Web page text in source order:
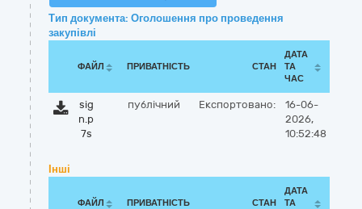
Тип документа: Оголошення про проведення
закупівлі
ФАЙЛ ПРИВАТНІСТЬ СТАН
ДАТА
ТА
ЧАС
sig
n.p
7s
публічний Експортовано:
16-06-
2026,
10:52:48
Інші
ФАЙЛ ПРИВАТНІСТЬ СТАН
ДАТА
ТА